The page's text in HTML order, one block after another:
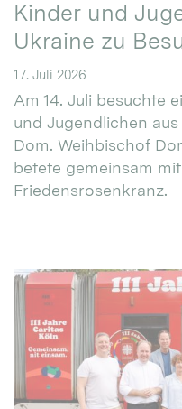
Kinder und
Ukraine zu
17. Juli 2026
Am 14. Juli besuchte
und Jugendlichen
Dom. Weihbischof
betete gemeinsam
Friedensrosenkranz.